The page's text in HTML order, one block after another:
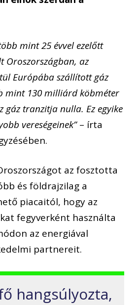
mint 25 évvel ezelőtt
az
Európába szállított gáz
mint 130 milliárd köbméter
gáz tranzitja nulla. Ez egyike
vereségeinek”– írta
az fosztotta
és földrajzilag a
piacaitól, hogy az
fegyverként használta
az energiával
partnereit.
hangsúlyozta,